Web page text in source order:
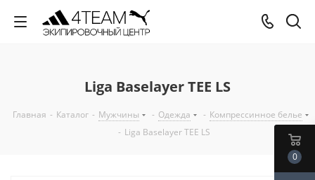
Liga Baselayer TEE LS
Главная - Каталог - Мужчины - Одежда - Компрессинное белье
- Liga Baselayer TEE LS
0